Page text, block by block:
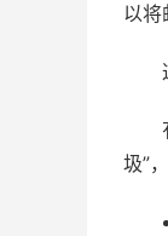
以将
圾”